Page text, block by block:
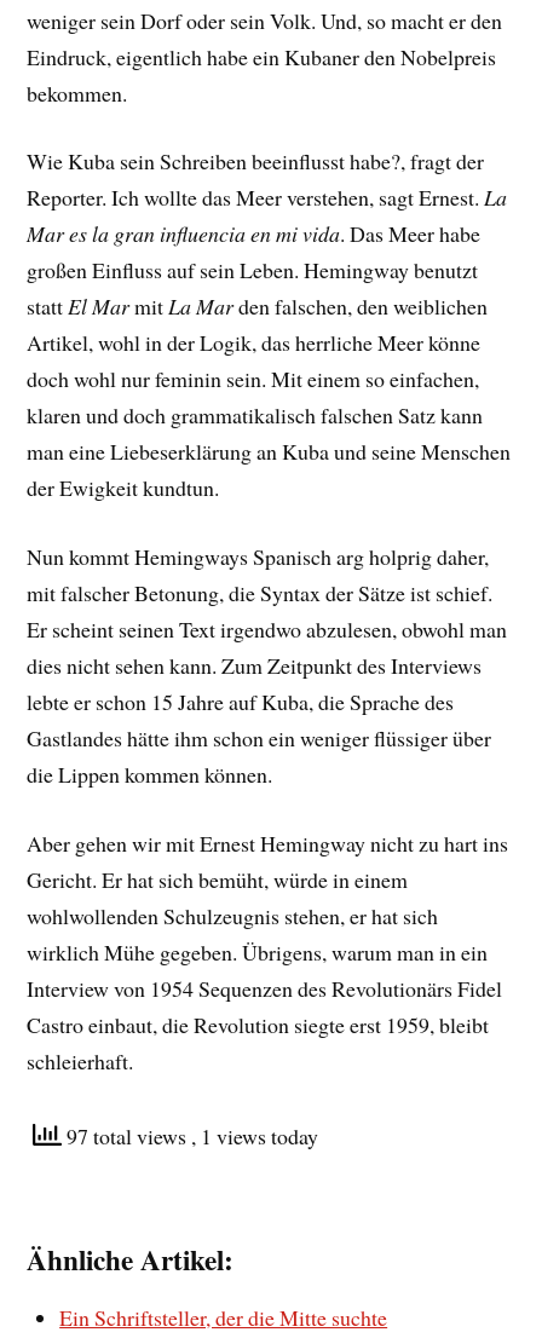
weniger sein Dorf oder sein Volk. Und, so macht er den
Eindruck, eigentlich habe ein Kubaner den Nobelpreis
bekommen.
Wie Kuba sein Schreiben beeinflusst habe?, fragt der
Reporter. Ich wollte das Meer verstehen, sagt Ernest.La
Mar es la gran influencia en mi vida. Das Meer habe
großen Einfluss auf sein Leben. Hemingway benutzt
stattEl MarmitLa Marden falschen, den weiblichen
Artikel, wohl in der Logik, das herrliche Meer könne
doch wohl nur feminin sein. Mit einem so einfachen,
klaren und doch grammatikalisch falschen Satz kann
man eine Liebeserklärung an Kuba und seine Menschen
der Ewigkeit kundtun.
Nun kommt Hemingways Spanisch arg holprig daher,
mit falscher Betonung, die Syntax der Sätze ist schief.
Er scheint seinen Text irgendwo abzulesen, obwohl man
dies nicht sehen kann. Zum Zeitpunkt des Interviews
lebte er schon 15 Jahre auf Kuba, die Sprache des
Gastlandes hätte ihm schon ein weniger flüssiger über
die Lippen kommen können.
Aber gehen wir mit Ernest Hemingway nicht zu hart ins
Gericht. Er hat sich bemüht, würde in einem
wohlwollenden Schulzeugnis stehen, er hat sich
wirklich Mühe gegeben. Übrigens, warum man in ein
Interview von 1954 Sequenzen des Revolutionärs Fidel
Castro einbaut, die Revolution siegte erst 1959, bleibt
schleierhaft.
97 total views , 1 views today
Ähnliche Artikel:
Ein Schriftsteller, der die Mitte suchte